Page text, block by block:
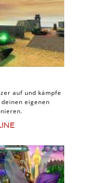
auf und kämpfe
eigenen